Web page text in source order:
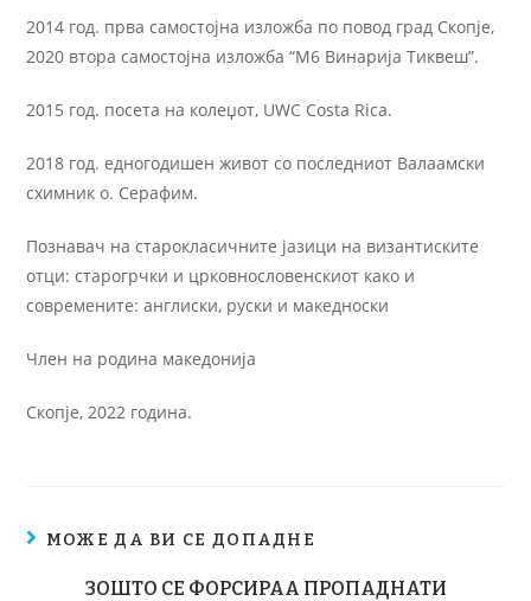
2014 год. прва самостојна изложба по повод град Скопје,
2020 втора самостојна изложба “М6 Винарија Тиквеш”.
2015 год. посета на колеџот, UWC Costa Rica.
2018 год. едногодишен живот со последниот Валаамски
схимник о. Серафим.
Познавач на старокласичните јазици на византиските
отци: старогрчки и црковнословенскиот како и
современите: англиски, руски и македноски
Член на родина македонија
Скопје, 2022 година.
МОЖЕ ДА ВИ СЕ ДОПАДНЕ
ЗОШТО СЕ ФОРСИРАА ПРОПАДНАТИ